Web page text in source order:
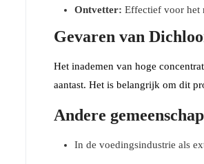
Ontvetter: Effectief voor het
Gevaren van
Het inademen van hoge
aantast. Het is belangrijk om dit
Andere
In de voedingsindustrie als